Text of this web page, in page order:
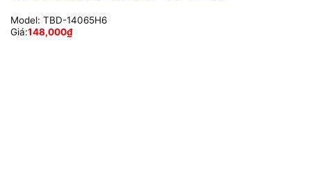
Model: TBD-14065H6
Giá:148,000₫